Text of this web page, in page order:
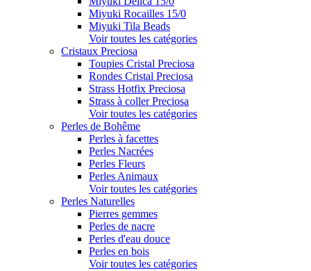
Miyuki Rocailles 15/0
Miyuki Tila Beads
Voir toutes les catégories
Cristaux Preciosa
Toupies Cristal Preciosa
Rondes Cristal Preciosa
Strass Hotfix Preciosa
Strass à coller Preciosa
Voir toutes les catégories
Perles de Bohême
Perles à facettes
Perles Nacrées
Perles Fleurs
Perles Animaux
Voir toutes les catégories
Perles Naturelles
Pierres gemmes
Perles de nacre
Perles d'eau douce
Perles en bois
Voir toutes les catégories